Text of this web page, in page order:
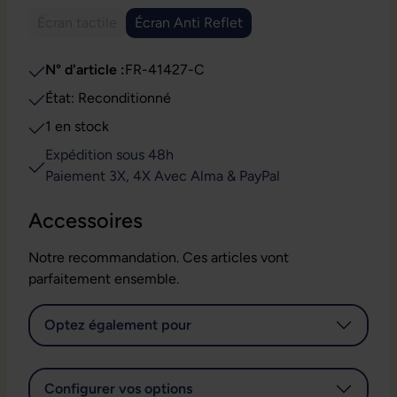
(Cette option n'est pas disponible pour le moment.)
Écran Anti Reflet
N° d'article :FR-41427-C
État: Reconditionné
1 en stock
Expédition sous 48h
Paiement 3X, 4X Avec Alma & PayPal
Accessoires
Notre recommandation. Ces articles vont
parfaitement ensemble.
Optez également pour
Configurer vos options